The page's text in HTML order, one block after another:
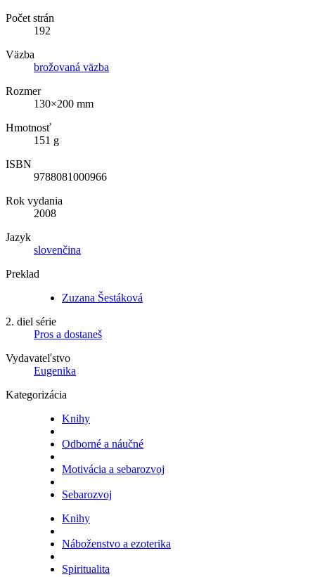
Počet strán
192
Väzba
brožovaná väzba
Rozmer
130×200 mm
Hmotnosť
151 g
ISBN
9788081000966
Rok vydania
2008
Jazyk
slovenčina
Preklad
Zuzana Šestáková
2. diel série
Pros a dostaneš
Vydavateľstvo
Eugenika
Kategorizácia
Knihy
Odborné a náučné
Motivácia a sebarozvoj
Sebarozvoj
Knihy
Náboženstvo a ezoterika
Spiritualita